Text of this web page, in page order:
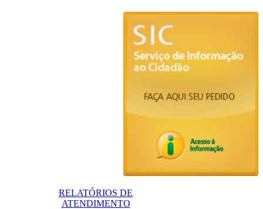
RELATÓRIOS DE
ATENDIMENTO